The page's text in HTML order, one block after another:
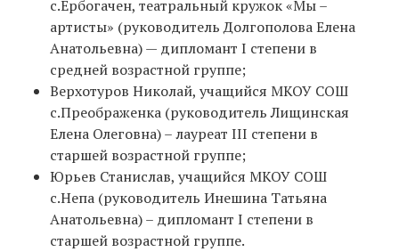
с.Ербогачен, театральный кружок «Мы –
артисты» (руководитель Долгополова Елена
Анатольевна) — дипломант I степени в
средней возрастной группе;
Верхотуров Николай, учащийся МКОУ СОШ
с.Преображенка (руководитель Лищинская
Елена Олеговна) – лауреат III степени в
старшей возрастной группе;
Юрьев Станислав, учащийся МКОУ СОШ
с.Непа (руководитель Инешина Татьяна
Анатольевна) – дипломант I степени в
старшей возрастной группе.